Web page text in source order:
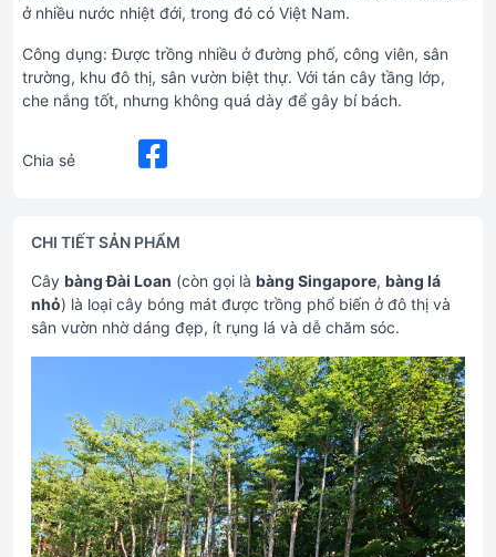
ở nhiều nước nhiệt đới, trong đó có Việt Nam.
Công dụng: Được trồng nhiều ở đường phố, công viên, sân
trường, khu đô thị, sân vườn biệt thự. Với tán cây tầng lớp,
che nắng tốt, nhưng không quá dày để gây bí bách.
Chia sẻ
CHI TIẾT SẢN PHẨM
Cây bàng Đài Loan (còn gọi là bàng Singapore, bàng lá
nhỏ) là loại cây bóng mát được trồng phổ biến ở đô thị và
sân vườn nhờ dáng đẹp, ít rụng lá và dễ chăm sóc.